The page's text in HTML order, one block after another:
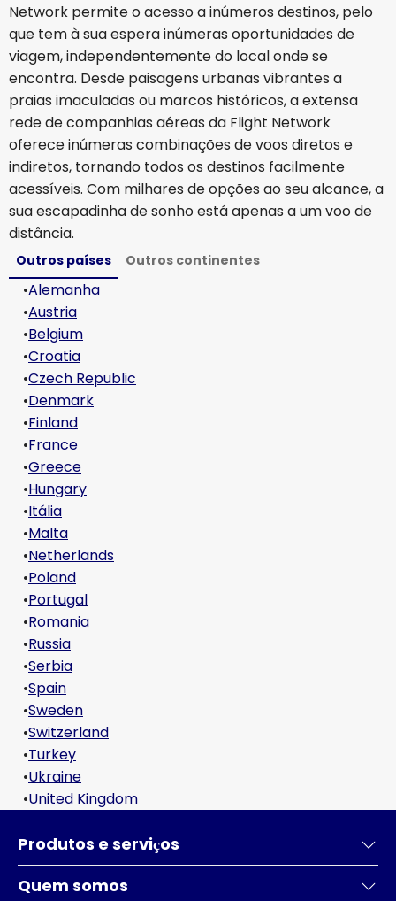
Network permite o acesso a inúmeros destinos, pelo
que tem à sua espera inúmeras oportunidades de
viagem, independentemente do local onde se
encontra. Desde paisagens urbanas vibrantes a
praias imaculadas ou marcos históricos, a extensa
rede de companhias aéreas da Flight Network
oferece inúmeras combinações de voos diretos e
indiretos, tornando todos os destinos facilmente
acessíveis. Com milhares de opções ao seu alcance, a
sua escapadinha de sonho está apenas a um voo de
distância.
Outros países Outros continentes
•Alemanha
•Austria
•Belgium
•Croatia
•Czech Republic
•Denmark
•Finland
•France
•Greece
•Hungary
•Itália
•Malta
•Netherlands
•Poland
•Portugal
•Romania
•Russia
•Serbia
•Spain
•Sweden
•Switzerland
•Turkey
•Ukraine
•United Kingdom
Produtos e serviҫos
Quem somos